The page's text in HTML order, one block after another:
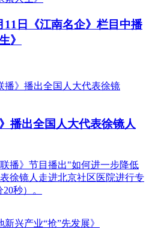
日《江南名企》栏目中播
》
播出全国人大代表徐镜人
播》节目播出"如何进一步降低
徐镜人走进北京社区医院进行专
秒）。